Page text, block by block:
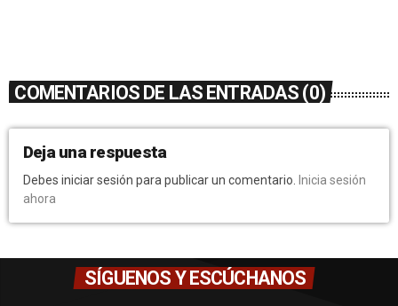
COMENTARIOS DE LAS ENTRADAS (0)
Deja una respuesta
Debes iniciar sesión para publicar un comentario.
Inicia sesión
ahora
SÍGUENOS Y ESCÚCHANOS